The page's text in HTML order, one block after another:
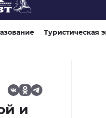
Туристическая
и